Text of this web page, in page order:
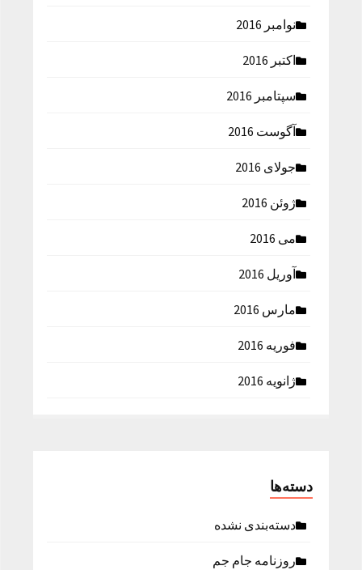
نوامبر 2016
اکتبر 2016
سپتامبر 2016
آگوست 2016
جولای 2016
ژوئن 2016
می 2016
آوریل 2016
مارس 2016
فوریه 2016
ژانویه 2016
دسته‌ها
دسته‌بندی نشده
روزنامه جام جم